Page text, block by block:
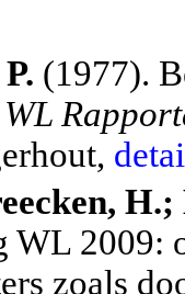
(1977).
WL
WL 2009:
zoals